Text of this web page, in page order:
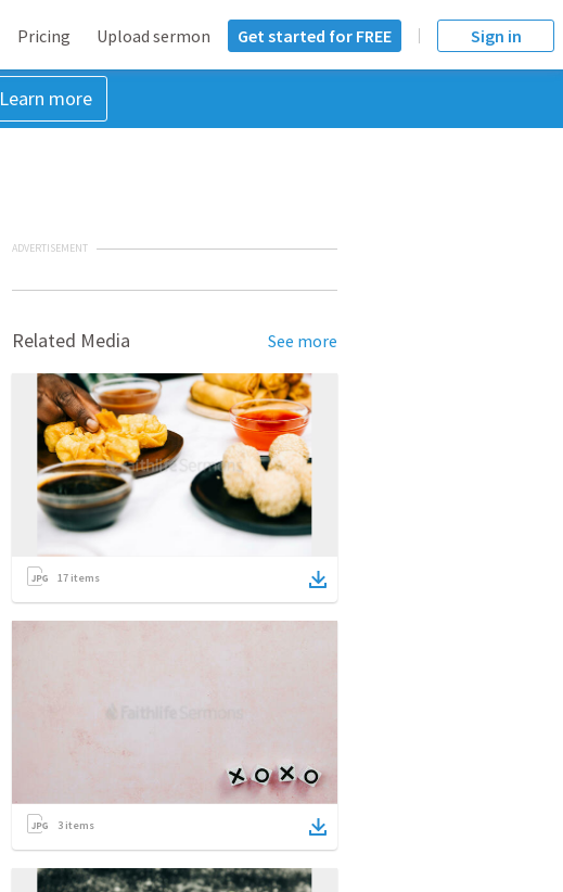
Pricing Upload sermon Get started for FREE Sign in
Learn more
ADVERTISEMENT
Related Media See more
17 items
3 items